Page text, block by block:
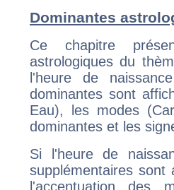
Dominantes
Ce chapitre
astrologiques du
l'heure de
dominantes sont
Eau), les modes
dominantes et les
Si l'heure de
supplémentaires sont
l'accentuation des